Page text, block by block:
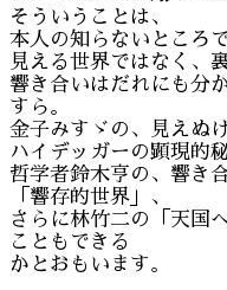
そういうことは、
本人の知らないところ
見える世界ではなく、
響き合いはだれにも分
すら。
金子みすゞの、見えぬ
ハイデッガーの顕現的秘
哲学者鈴木亨の、響き
「響存的世界」、
さらに林竹二の「天国
こともできる
かとおもいます。